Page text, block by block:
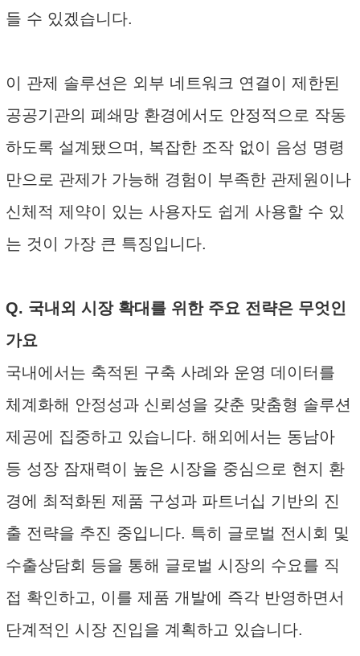
들 수 있겠습니다.
이 관제 솔루션은 외부 네트워크 연결이 제한된
공공기관의 폐쇄망 환경에서도 안정적으로 작동
하도록 설계됐으며, 복잡한 조작 없이 음성 명령
만으로 관제가 가능해 경험이 부족한 관제원이나
신체적 제약이 있는 사용자도 쉽게 사용할 수 있
는 것이 가장 큰 특징입니다.
Q. 국내외 시장 확대를 위한 주요 전략은 무엇인
가요
국내에서는 축적된 구축 사례와 운영 데이터를
체계화해 안정성과 신뢰성을 갖춘 맞춤형 솔루션
제공에 집중하고 있습니다. 해외에서는 동남아
등 성장 잠재력이 높은 시장을 중심으로 현지 환
경에 최적화된 제품 구성과 파트너십 기반의 진
출 전략을 추진 중입니다. 특히 글로벌 전시회 및
수출상담회 등을 통해 글로벌 시장의 수요를 직
접 확인하고, 이를 제품 개발에 즉각 반영하면서
단계적인 시장 진입을 계획하고 있습니다.